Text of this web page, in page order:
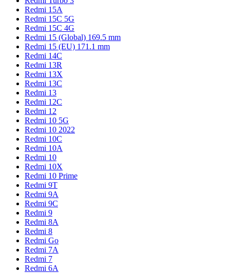
Redmi 15A
Redmi 15C 5G
Redmi 15C 4G
Redmi 15 (Global) 169.5 mm
Redmi 15 (EU) 171.1 mm
Redmi 14C
Redmi 13R
Redmi 13X
Redmi 13C
Redmi 13
Redmi 12C
Redmi 12
Redmi 10 5G
Redmi 10 2022
Redmi 10C
Redmi 10A
Redmi 10
Redmi 10X
Redmi 10 Prime
Redmi 9T
Redmi 9A
Redmi 9C
Redmi 9
Redmi 8A
Redmi 8
Redmi Go
Redmi 7A
Redmi 7
Redmi 6A